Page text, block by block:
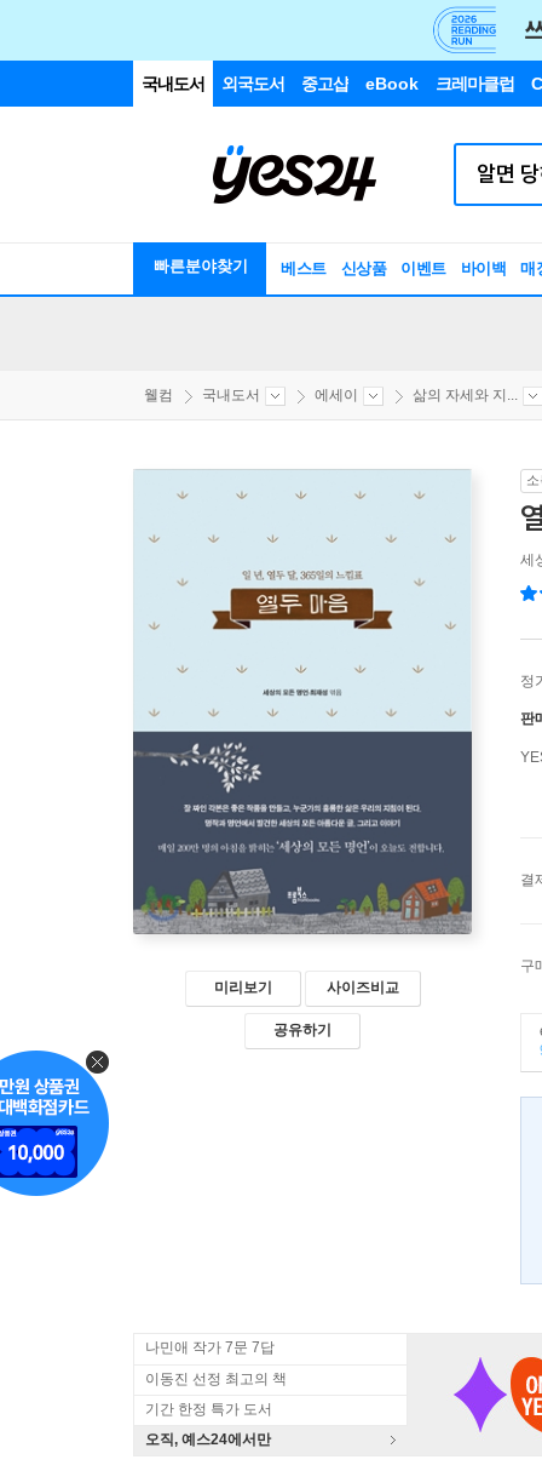
국내도서 외국도서 중고샵 eBook 크레마클럽
빠른분야찾기 베스트 신상품 이벤트 바이백 매
웰컴 국내도서 에세이 삶의 자세와 지...
미리보기 사이즈비교
공유하기
세
정
판
결
구
나민애 작가 7문 7답
이동진 선정 최고의 책
기간 한정 특가 도서
오직, 예스24에서만